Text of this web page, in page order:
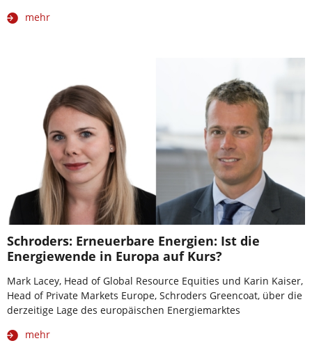
mehr
Schroders: Erneuerbare Energien: Ist die
Energiewende in Europa auf Kurs?
Mark Lacey, Head of Global Resource Equities und Karin Kaiser,
Head of Private Markets Europe, Schroders Greencoat, über die
derzeitige Lage des europäischen Energiemarktes
mehr